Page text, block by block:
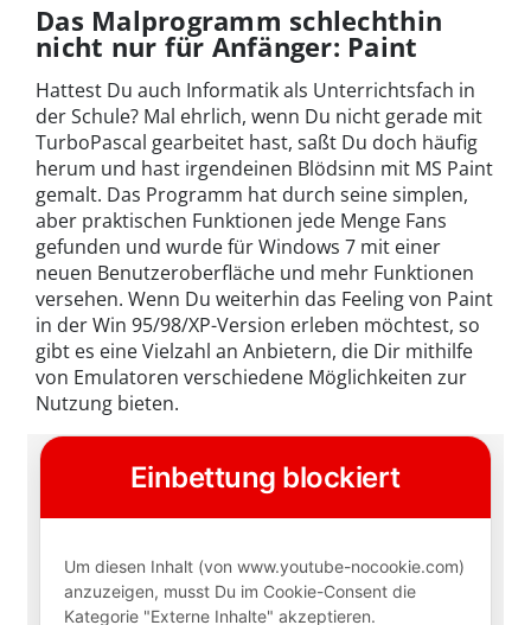
Das Malprogramm schlechthin
nicht nur für Anfänger: Paint
Hattest Du auch Informatik als Unterrichtsfach in
der Schule? Mal ehrlich, wenn Du nicht gerade mit
TurboPascal gearbeitet hast, saßt Du doch häufig
herum und hast irgendeinen Blödsinn mit MS Paint
gemalt. Das Programm hat durch seine simplen,
aber praktischen Funktionen jede Menge Fans
gefunden und wurde für Windows 7 mit einer
neuen Benutzeroberfläche und mehr Funktionen
versehen. Wenn Du weiterhin das Feeling von Paint
in der Win 95/98/XP-Version erleben möchtest, so
gibt es eine Vielzahl an Anbietern, die Dir mithilfe
von Emulatoren verschiedene Möglichkeiten zur
Nutzung bieten.